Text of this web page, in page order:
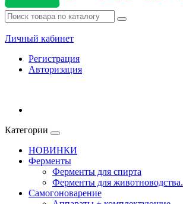
Личный кабинет
Регистрация
Авторизация
Категории
НОВИНКИ
Ферменты
Ферменты для спирта
Ферменты для животноводства.
Самогоноварение